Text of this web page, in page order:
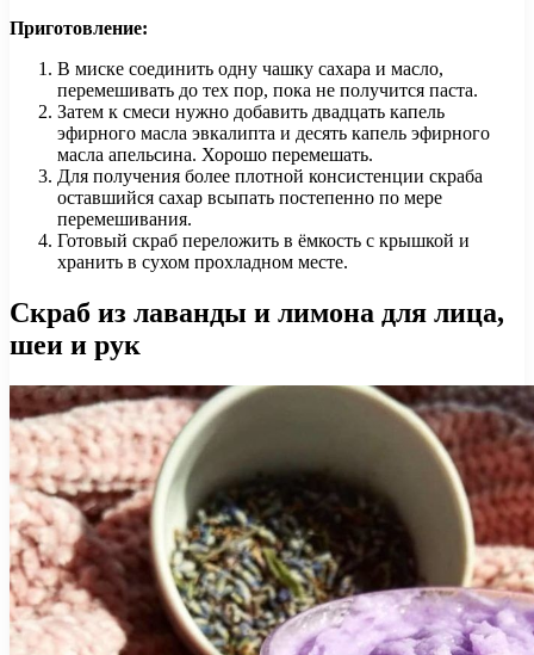
Приготовление:
В миске соединить одну чашку сахара и масло,
перемешивать до тех пор, пока не получится паста.
Затем к смеси нужно добавить двадцать капель
эфирного масла эвкалипта и десять капель эфирного
масла апельсина. Хорошо перемешать.
Для получения более плотной консистенции скраба
оставшийся сахар всыпать постепенно по мере
перемешивания.
Готовый скраб переложить в ёмкость с крышкой и
хранить в сухом прохладном месте.
Скраб из лаванды и лимона для лица,
шеи и рук